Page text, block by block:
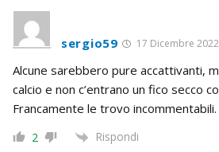
sergio59 17 Dicembre
Alcune sarebbero pure accattivanti,
calcio e non c’entrano un fico secco
Francamente le trovo incommentabili.
2 Rispondi